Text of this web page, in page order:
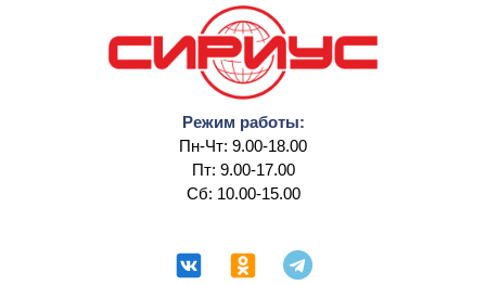
Режим работы:
Пн-Чт: 9.00-18.00
Пт: 9.00-17.00
Сб: 10.00-15.00